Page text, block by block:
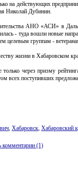
на действующих
Николай Дубинин.
АНО «АСИ» в
- туда вошли новые
целевым группам -
жизни в Хабаровском
через призму
всех поступивших
, Хабаровск, Хабаровский
комментарии (1)